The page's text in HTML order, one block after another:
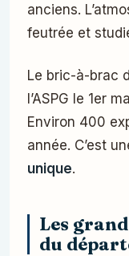
anciens.
feutrée et
Le bric-à-brac
l’ASPG le 1er
Environ 400
année. C’est
unique.
Les
du